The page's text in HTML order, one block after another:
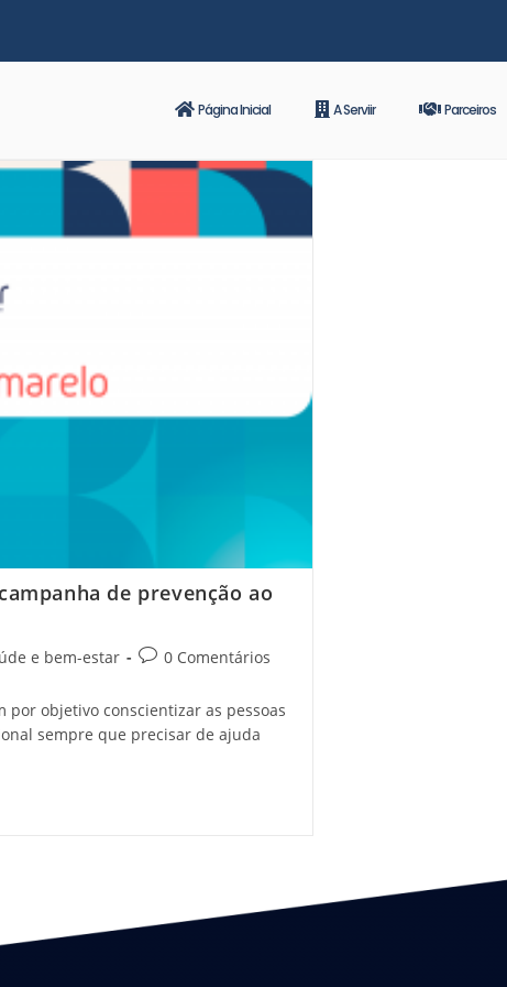
Página Inicial A Serviir Parceiros
de prevenção ao
e bem-estar 0 Comentários
por objetivo conscientizar as pessoas
sempre que precisar de ajuda